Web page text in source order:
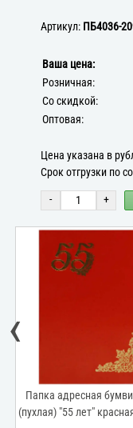
Артикул: ПБ4036-
Ваша цена:
Розничная:
Со скидкой:
Оптовая:
Цена указана в
Срок отгрузки по
- +
Папка адресная
(пухлая) "55 лет"
‹